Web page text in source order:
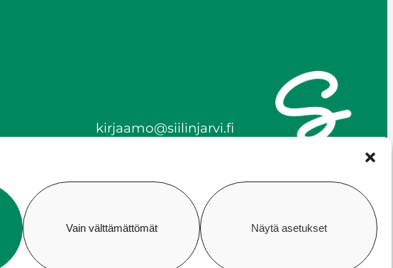
Vain välttämättömät Näytä asetukset
kirjaamo@siilinjarvi.fi
y-tunnus 0172718-0